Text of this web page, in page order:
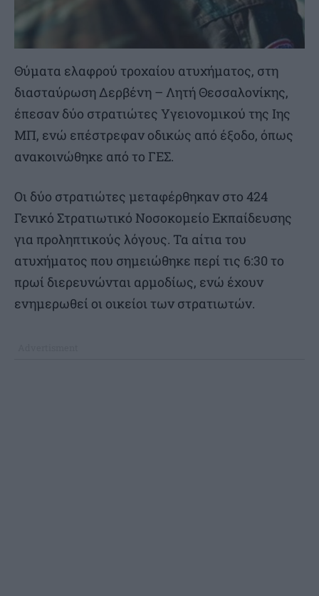
Θύματα ελαφρού τροχαίου ατυχήματος, στη
διασταύρωση Δερβένη – Λητή Θεσσαλονίκης,
έπεσαν δύο στρατιώτες Υγειονομικού της Ιης
ΜΠ, ενώ επέστρεφαν οδικώς από έξοδο, όπως
ανακοινώθηκε από το ΓΕΣ.
Οι δύο στρατιώτες μεταφέρθηκαν στο 424
Γενικό Στρατιωτικό Νοσοκομείο Εκπαίδευσης
για προληπτικούς λόγους. Τα αίτια του
ατυχήματος που σημειώθηκε περί τις 6:30 το
πρωί διερευνώνται αρμοδίως, ενώ έχουν
ενημερωθεί οι οικείοι των στρατιωτών.